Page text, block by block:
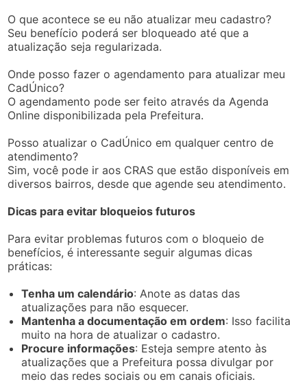
O que acontece se eu não atualizar meu cadastro?
Seu benefício poderá ser bloqueado até que a
atualização seja regularizada.
Onde posso fazer o agendamento para atualizar meu
CadÚnico?
O agendamento pode ser feito através da Agenda
Online disponibilizada pela Prefeitura.
Posso atualizar o CadÚnico em qualquer centro de
atendimento?
Sim, você pode ir aos CRAS que estão disponíveis em
diversos bairros, desde que agende seu atendimento.
Dicas para evitar bloqueios futuros
Para evitar problemas futuros com o bloqueio de
benefícios, é interessante seguir algumas dicas
práticas:
Tenha um calendário: Anote as datas das
atualizações para não esquecer.
Mantenha a documentação em ordem: Isso facilita
muito na hora de atualizar o cadastro.
Procure informações: Esteja sempre atento às
atualizações que a Prefeitura possa divulgar por
meio das redes sociais ou em canais oficiais.